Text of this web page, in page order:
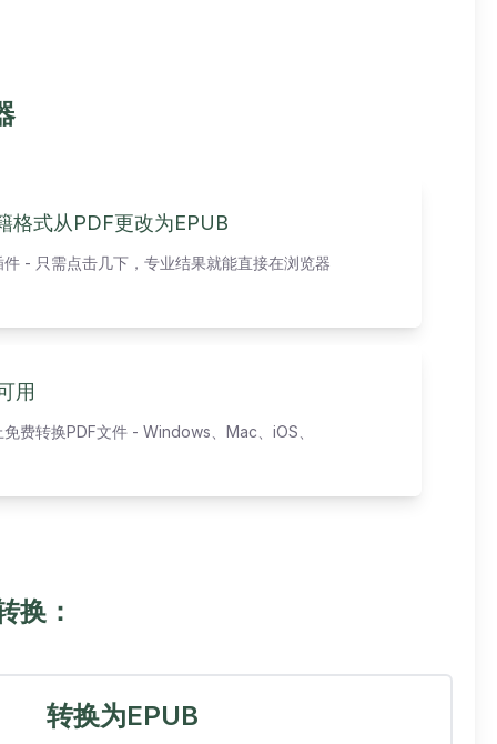
格式从PDF更改为EPUB
- 只需点击几下，专业结果就能直接在浏览器
用
费转换PDF文件 - Windows、Mac、iOS、
换：
转换为EPUB